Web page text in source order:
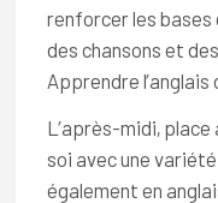
renforcer les bases
des chansons et
Apprendre
L’après-midi, place
soi avec une
également en